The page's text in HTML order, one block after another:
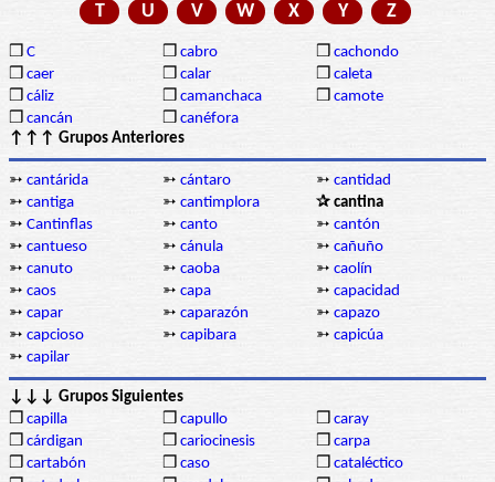
T
U V W X Y Z
❒ C ❒ cabro ❒ cachondo
❒ caer ❒ calar ❒ caleta
❒ cáliz ❒ camanchaca ❒ camote
❒ cancán ❒ canéfora
↑↑↑ Grupos Anteriores
➳ cantárida ➳ cántaro ➳ cantidad
➳ cantiga ➳ cantimplora
✰ cantina
➳ Cantinflas ➳ canto ➳ cantón
➳ cantueso ➳ cánula ➳ cañuño
➳ canuto ➳ caoba ➳ caolín
➳ caos ➳ capa ➳ capacidad
➳ capar ➳ caparazón ➳ capazo
➳ capcioso ➳ capibara ➳ capicúa
➳ capilar
↓↓↓ Grupos Siguientes
❒ capilla ❒ capullo ❒ caray
❒ cárdigan ❒ cariocinesis ❒ carpa
❒ cartabón ❒ caso ❒ cataléctico